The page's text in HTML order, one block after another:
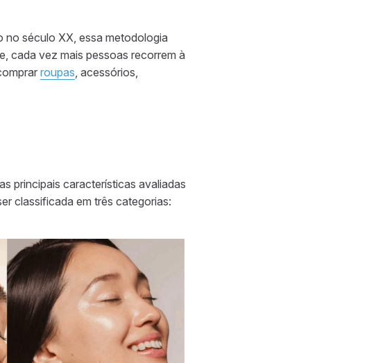
no século XX, essa metodologia
cada vez mais pessoas recorrem à
roupas, acessórios,
principais características avaliadas
classificada em três categorias: